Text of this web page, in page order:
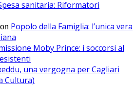
sanitaria: Riformatori
on Popolo della Famiglia: l’unica vera
Moby Prince: i soccorsi al
una vergogna per Cagliari
Cultura)